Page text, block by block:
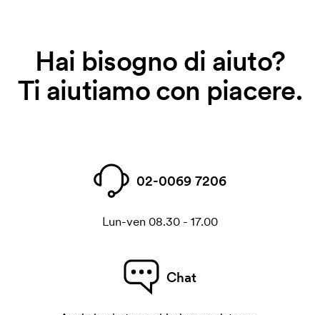
Hai bisogno di aiuto?
Ti aiutiamo con piacere.
02-0069 7206
Lun-ven 08.30 - 17.00
Chat